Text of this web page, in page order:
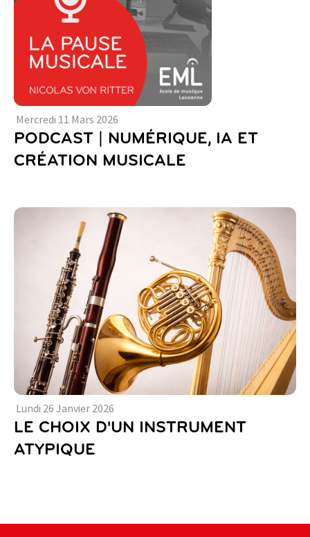
Mercredi 11 Mars 2026
PODCAST | NUMÉRIQUE, IA ET
CRÉATION MUSICALE
Lundi 26 Janvier 2026
LE CHOIX D'UN INSTRUMENT
ATYPIQUE